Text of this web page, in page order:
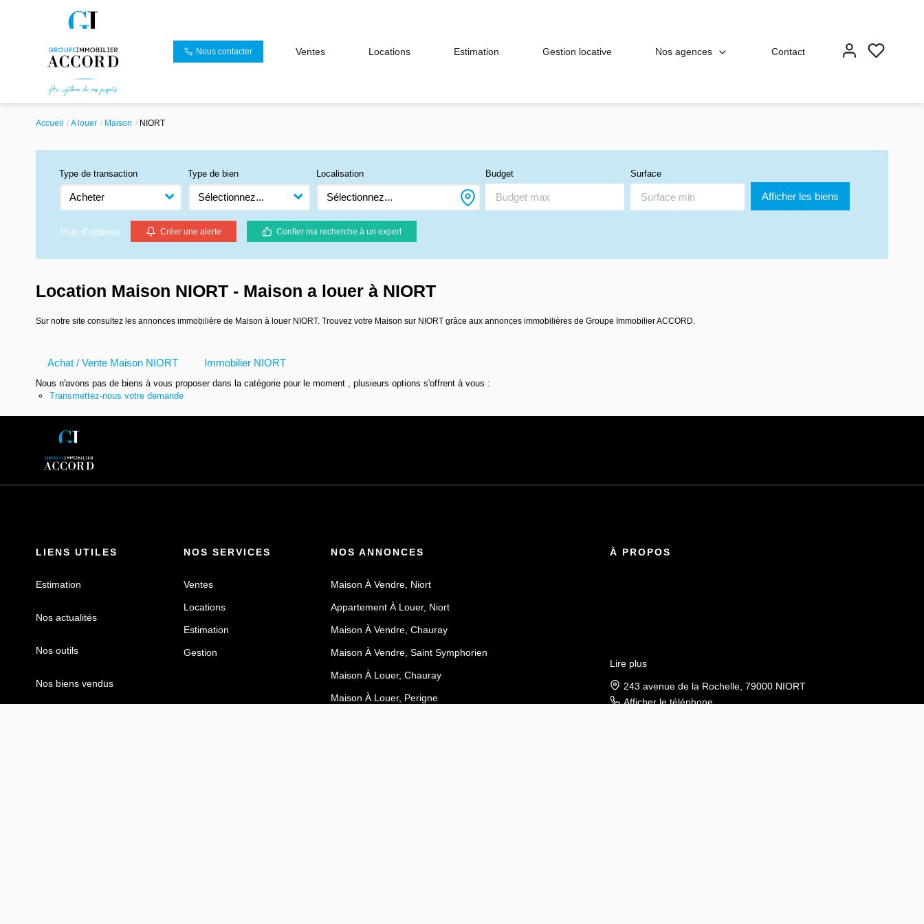
Nous contacter Ventes Locations Estimation Gestion locative Nos agences Contact
Accueil A louer Maison NIORT
Type de transaction
Acheter
Type de bien
Sélectionnez...
Localisation
Sélectionnez...
Budget Surface
Plus d'options Créer une alerte Confier ma recherche à un expert
Location Maison NIORT - Maison a louer à NIORT
Sur notre site consultez les annonces immobilière de Maison à louer NIORT. Trouvez votre Maison sur NIORT grâce aux annonces immobilières de Groupe Immobilier ACCORD.
Achat / Vente Maison NIORT Immobilier NIORT
Nous n'avons pas de biens à vous proposer dans la catégorie pour le moment , plusieurs options s'offrent à vous :
Transmettez-nous votre demande
LIENS UTILES
Estimation
Nos actualités
Nos outils
Nos biens vendus
NOS SERVICES
Ventes
Locations
Estimation
Gestion
NOS ANNONCES
Maison À Vendre, Niort
Appartement À Louer, Niort
Maison À Vendre, Chauray
Maison À Vendre, Saint Symphorien
Maison À Louer, Chauray
Maison À Louer, Perigne
À PROPOS
Lire plus
243 avenue de la Rochelle, 79000 NIORT
Afficher le téléphone